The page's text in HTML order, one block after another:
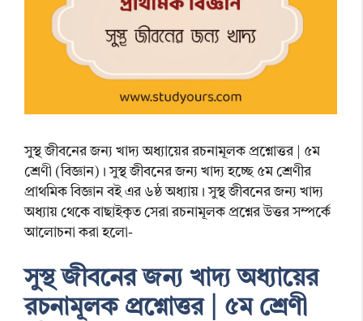
সুস্থ জীবনের জন্য খাদ্য অধ্যায়ের রচনামূলক প্রশ্নোত্তর | ৫ম
শ্রেণী (বিজ্ঞান)। সুস্থ জীবনের জন্য খাদ্য হচ্ছে ৫ম শ্রেণীর
প্রাথমিক বিজ্ঞান বই এর ৬ষ্ঠ অধ্যায়। সুস্থ জীবনের জন্য খাদ্য
অধ্যায় থেকে বাছাইকৃত সেরা রচনামূলক প্রশ্নের উত্তর সম্পর্কে
আলোচনা করা হলো-
সুস্থ জীবনের জন্য খাদ্য অধ্যায়ের
রচনামূলক প্রশ্নোত্তর | ৫ম শ্রেণী